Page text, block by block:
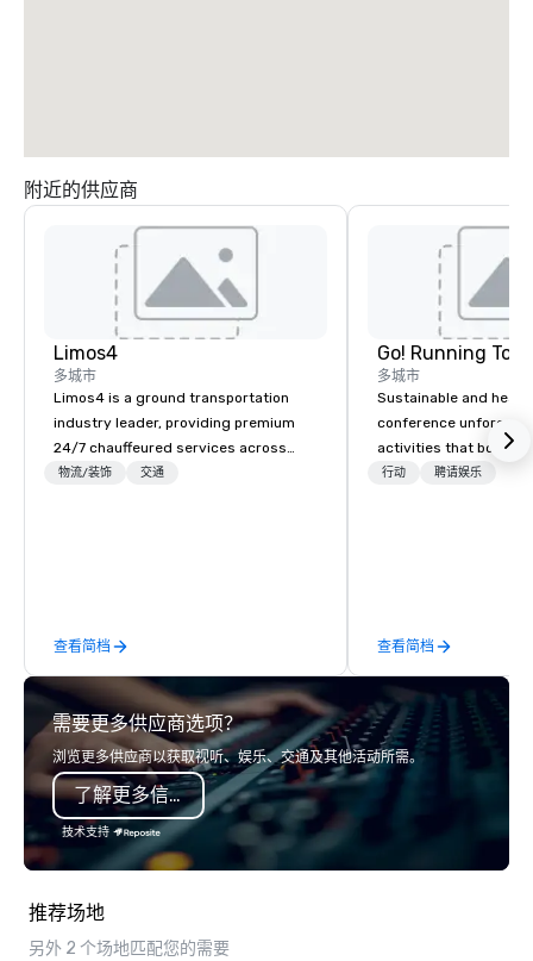
附近的供应商
Limos4
多城市
Limos4 is a ground transportation
industry leader, providing premium
24/7 chauffeured services across
200+ cities, 60+ countries and 250+
Switzerland, and running seamlessly
for more than a decade, Limos4
enables travelers to reliably arrange
their journeys throughout the world in
minutes, whatever chauffeured
vehicle type they wish to use.
Limos4’s mission is constantly raising
the quality of chauffeured service
worldwide through state-of-the-art
technologies, human touch and
Our comprehensive service offerings
include airport transfers, cruise port
物流/装饰 交通
查看简档
Go! Running
多城市
Sustainable and
conference
activities that boost
lower carbon
行动 聘请娱乐
查看简档
需要更多供应商选项？
浏览更多供应商以获取视听、娱乐、交通及其他活动所需。
了解更多信息
技术支持
推荐场地
另外 2 个场地匹配您的需要